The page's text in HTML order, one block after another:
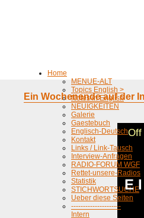
Home
MENUE-ALT
Topics English >
Notes in English
NEUIGKEITEN
Galerie
Gaestebuch
Englisch-Deutsch
Kontakt
Links / Link-Tausch
Interview-Anfragen
RADIO-FORUM WGF
Rettet-unsere-Radios
Statistik
STICHWORTSUCHE
Ueber diese Seiten
---------------------
Intern
Ein Wochenende auf der
Off
E